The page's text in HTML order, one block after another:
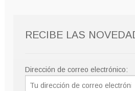
RECIBE LAS
Dirección de correo electrónico: